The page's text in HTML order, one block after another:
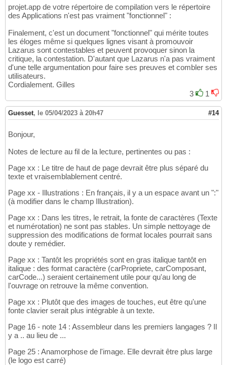
projet.app de votre répertoire de compilation vers le répertoire
des Applications n'est pas vraiment "fonctionnel" :
Finalement, c'est un document "fonctionnel" qui mérite toutes
les éloges même si quelques lignes visant à promouvoir
Lazarus sont contestables et peuvent provoquer sinon la
critique, la contestation. D'autant que Lazarus n'a pas vraiment
d'une telle argumentation pour faire ses preuves et combler ses
utilisateurs.
Cordialement. Gilles
3
1
Guesset, le 05/04/2023 à 20h47 #14
Bonjour,
Notes de lecture au fil de la lecture, pertinentes ou pas :
Page xx : Le titre de haut de page devrait être plus séparé du
texte et vraisemblablement centré.
Page xx - Illustrations : En français, il y a un espace avant un ":"
(à modifier dans le champ Illustration).
Page xx : Dans les titres, le retrait, la fonte de caractères (Texte
et numérotation) ne sont pas stables. Un simple nettoyage de
suppression des modifications de format locales pourrait sans
doute y remédier.
Page xx : Tantôt les propriétés sont en gras italique tantôt en
italique : des format caractère (carPropriete, carComposant,
carCode...) seraient certainement utile pour qu'au long de
l'ouvrage on retrouve la même convention.
Page xx : Plutôt que des images de touches, eut être qu'une
fonte clavier serait plus intégrable à un texte.
Page 16 - note 14 : Assembleur dans les premiers langages ? Il
y a .. au lieu de ...
Page 25 : Anamorphose de l'image. Elle devrait être plus large
(le logo est carré)